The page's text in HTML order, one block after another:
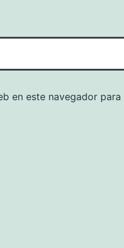
en este navegador para